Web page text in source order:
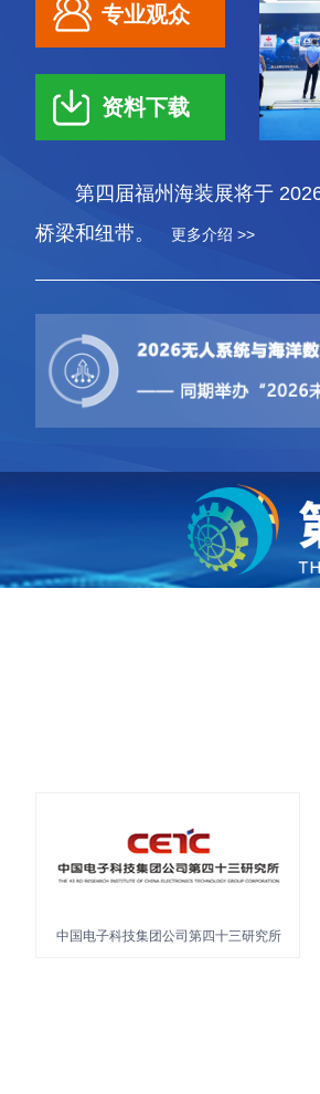
专业观众
资料下载
第四届福州海装展将于
桥梁和纽带。
更多介绍 >>
华中科技大学